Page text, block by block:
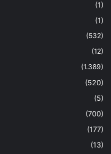
(1)
(1)
(532)
(12)
(1.389)
(520)
(5)
(700)
(177)
(13)